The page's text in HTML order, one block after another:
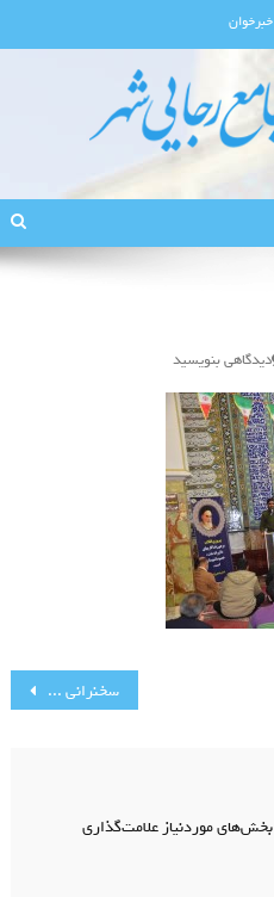
خبرخوان
مسجد جامع
دیدگاهی بنویسیددر
سخنرانی سردار عروج
بخش‌های موردنیاز علامت‌گذاری